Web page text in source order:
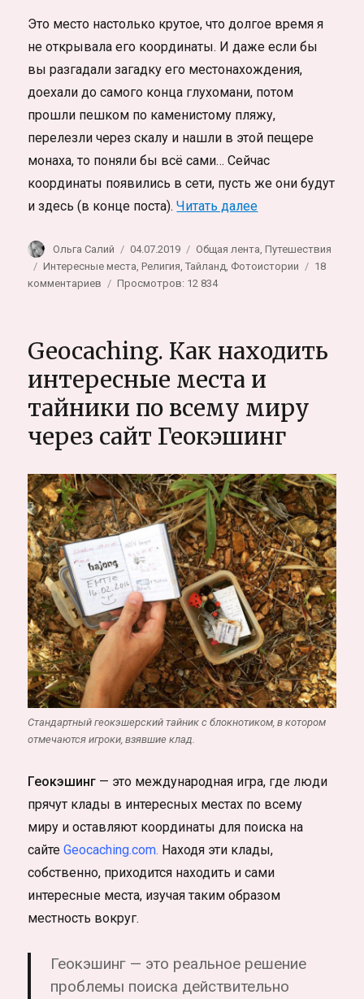
Это место настолько крутое, что долгое время я
не открывала его координаты. И даже если бы
вы разгадали загадку его местонахождения,
доехали до самого конца глухомани, потом
прошли пешком по каменистому пляжу,
перелезли через скалу и нашли в этой пещере
монаха, то поняли бы всё сами… Сейчас
координаты появились в сети, пусть же они будут
и здесь (в конце поста).Читать далее«В гостях у
Автор
Ольга Салий Опубликовано
04.07.2019 Рубрики
Общая лента ,Путешествия
Метки
Интересные места,Религия,Тайланд, Фотоистории
18
комментариев
у
отшельника,
живущего
в
пещере
Просмотров: 12 834
Geocaching. Как находить
интересные места и
тайники по всему миру
через сайт Геокэшинг
Стандартный геокэшерский тайник с блокнотиком, в котором
отмечаются игроки, взявшие клад.
Геокэшинг — это международная игра, где люди
прячут клады в интересных местах по всему
миру и оставляют координаты для поиска на
сайтеGeocaching.com. Находя эти клады,
собственно, приходится находить и сами
интересные места, изучая таким образом
местность вокруг.
Геокэшинг — это реальное решение
проблемы поиска действительно